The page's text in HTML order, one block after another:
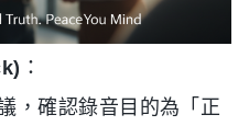
：
，確認錄音目的為「正